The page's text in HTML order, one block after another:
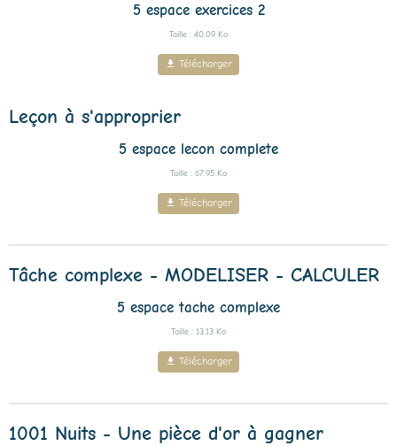
5 espace exercices 2
Taille : 40.09 Ko
Télécharger
Leçon à s'approprier
5 espace lecon complete
Taille : 67.95 Ko
Télécharger
Tâche complexe - MODELISER - CALCULER
5 espace tache complexe
Taille : 13.13 Ko
Télécharger
1001 Nuits - Une pièce d'or à gagner